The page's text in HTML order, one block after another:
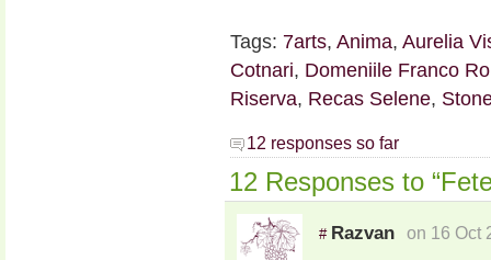
Tags: 7arts, Anima, Aurelia
Cotnari, Domeniile Franco
Riserva, Recas Selene,
12 responses so far
12 Responses to
# Razvan on 16 Oct